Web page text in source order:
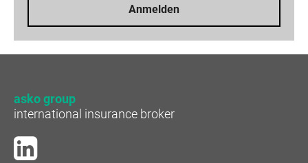
Anmelden
asko group
international insurance broker